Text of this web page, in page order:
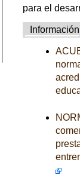
para el
Información